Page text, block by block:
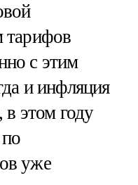
тарифов
с этим
и инфляция
в этом году
уже